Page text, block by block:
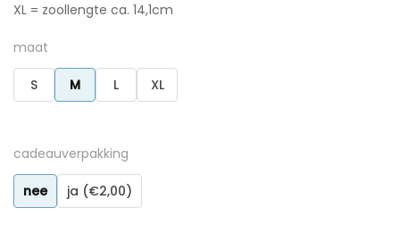
XL = zoollengte ca. 14,1cm
maat
S M L XL
cadeauverpakking
nee ja (€2,00)